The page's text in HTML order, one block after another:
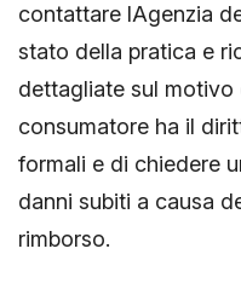
contattare lAgenzia
stato della pratica e
dettagliate sul motivo
consumatore ha il
formali e di chiedere
danni subiti a causa
rimborso.